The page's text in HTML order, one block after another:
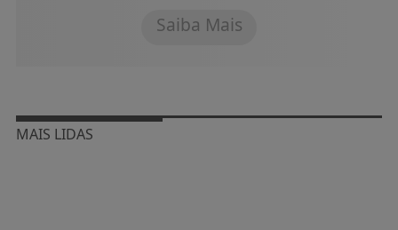
Saiba Mais
MAIS LIDAS